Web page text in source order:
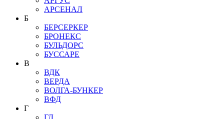
АРСЕНАЛ
Б
БЕРСЕРКЕР
БРОНЕКС
БУЛЬДОРС
БУССАРЕ
В
ВДК
ВЕРДА
ВОЛГА-БУНКЕР
ВФД
Г
ГД